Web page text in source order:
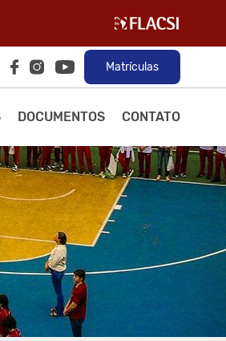
Matrículas
DOCUMENTOS CONTATO